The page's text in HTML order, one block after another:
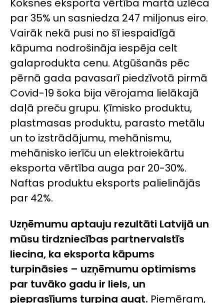
Koksnes eksporta vērtība martā uzlēca
par 35% un sasniedza 247 miljonus eiro.
Vairāk nekā pusi no šī iespaidīgā
kāpuma nodrošināja iespēja celt
galaprodukta cenu. Atgūšanās pēc
pērnā gada pavasarī piedzīvotā pirmā
Covid-19 šoka bija vērojama lielākajā
daļā preču grupu. Ķīmisko produktu,
plastmasas produktu, parasto metālu
un to izstrādājumu, mehānismu,
mehānisko ierīču un elektroiekārtu
eksporta vērtība auga par 20-30%.
Naftas produktu eksports palielinājās
par 42%.
Uzņēmumu aptauju rezultāti Latvijā un
mūsu tirdzniecības partnervalstīs
liecina, ka eksporta kāpums
turpināsies – uzņēmumu optimisms
par tuvāko gadu ir liels, un
pieprasījums turpina augt. Piemēram,